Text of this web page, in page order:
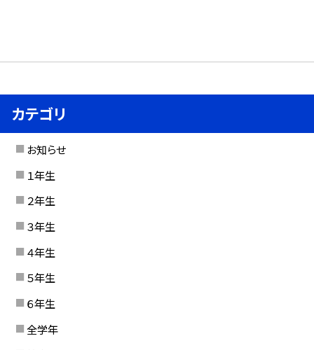
カテゴリ
お知らせ
１年生
２年生
３年生
４年生
５年生
６年生
全学年